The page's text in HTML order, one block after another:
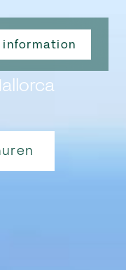
information
kr.